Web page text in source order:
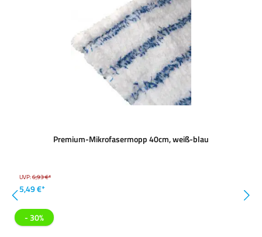
Premium-Mikrofasermopp 40cm, weiß-blau
UVP:6,93 €*
5,49 €*
- 30%